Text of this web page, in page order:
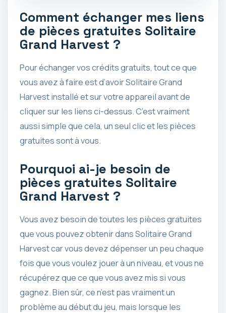
Comment échanger mes liens
de pièces gratuites Solitaire
Grand Harvest ?
Pour échanger vos crédits gratuits, tout ce que
vous avez à faire est d’avoir Solitaire Grand
Harvest installé et sur votre appareil avant de
cliquer sur les liens ci-dessus. C’est vraiment
aussi simple que cela, un seul clic et les pièces
gratuites sont à vous.
Pourquoi ai-je besoin de
pièces gratuites Solitaire
Grand Harvest ?
Vous avez besoin de toutes les pièces gratuites
que vous pouvez obtenir dans Solitaire Grand
Harvest car vous devez dépenser un peu chaque
fois que vous voulez jouer à un niveau, et vous ne
récupérez que ce que vous avez mis si vous
gagnez. Bien sûr, ce n’est pas vraiment un
problème au début du jeu, mais lorsque les